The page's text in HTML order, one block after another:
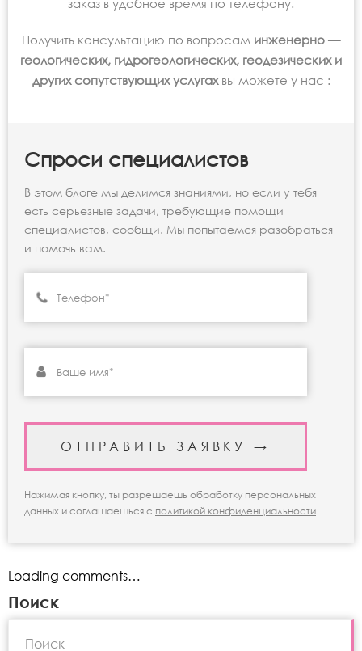
заказ в удобное время по телефону.
Получить консультацию по вопросам инженерно —
геологических, гидрогеологических, геодезических и
других сопутствующих услугах вы можете у нас :
Спроси специалистов
В этом блоге мы делимся знаниями, но если у тебя
есть серьезные задачи, требующие помощи
специалистов, сообщи. Мы попытаемся разобраться
и помочь вам.
Нажимая кнопку, ты разрешаешь обработку персональных
данных и соглашаешься с политикой конфиденциальности.
Loading comments…
Поиск